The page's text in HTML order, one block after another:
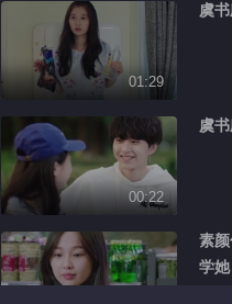
01:29
虞
00:22
虞
素
学她